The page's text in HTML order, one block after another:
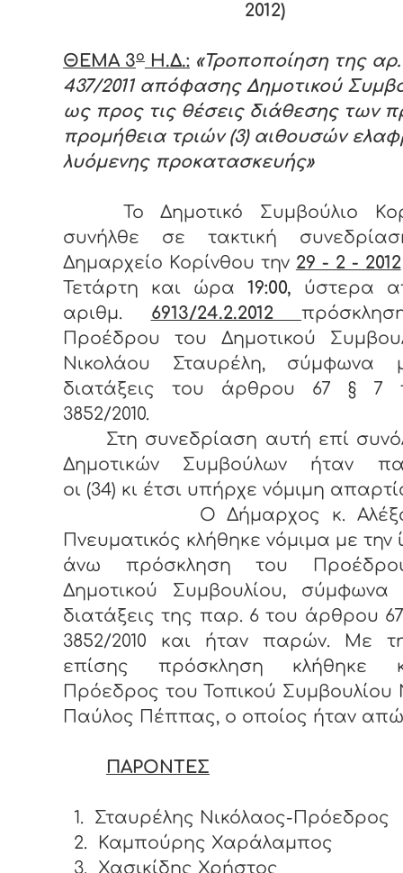
2012)
ΘΕΜΑ 3ο Η.Δ.: «Τροποποίηση της αρ.
437/2011 απόφασης Δημοτικού
ως προς τις θέσεις διάθεσης των
προμήθεια τριών (3) αιθουσών
λυόμενης προκατασκευής»
Το Δημοτικό Συμβούλιο
συνήλθε σε τακτική
Δημαρχείο Κορίνθου την 29 - 2 - 2012
Τετάρτη και ώρα19:00, ύστερα
αριθμ. 6913/24.2.2012
Προέδρου του Δημοτικού
Νικολάου Σταυρέλη, σύμφωνα
διατάξεις του άρθρου 67 § 7
3852/2010.
Στη συνεδρίαση αυτή επί
Δημοτικών Συμβούλων ήταν
οι (34) κι έτσι υπήρχε νόμιμη
Ο Δήμαρχος κ.
Πνευματικός κλήθηκε νόμιμα με την
άνω πρόσκληση του
Δημοτικού Συμβουλίου, σύμφωνα
διατάξεις της παρ. 6 του άρθρου
3852/2010 και ήταν παρών. Με
επίσης πρόσκληση κλήθηκε
Πρόεδρος του Τοπικού Συμβουλίου
Παύλος Πέππας, ο οποίος ήταν
ΠΑΡΟΝΤΕΣ
1.
Σταυρέλης Νικόλαος-Πρόεδρος
2.
Καμπούρης Χαράλαμπος
3.
Χασικίδης Χρήστος